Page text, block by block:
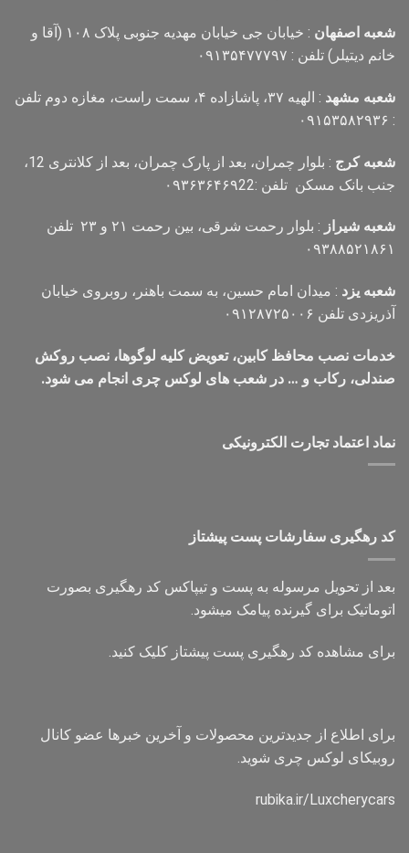
شعبه اصفهان
: خیابان جی خیابان مهدیه جنوبی پلاک ۱۰۸ (آقا و
خانم دیتیلر) تلفن : ۰۹۱۳۵۴۷۷۷۹۷
شعبه مشهد
: الهیه ۳۷، پاشازاده ۴، سمت راست، مغازه دوم تلفن
: ۰۹۱۵۳۵۸۲۹۳۶
شعبه کرج
: بلوار چمران، بعد از پارک چمران، بعد از کلانتری 12،
جنب بانک مسکن تلفن :۰۹۳۶۳۶۴۶۹22
شعبه شیراز
: بلوار رحمت شرقی، بین رحمت ۲۱ و ۲۳ تلفن
۰۹۳۸۸۵۲۱۸۶۱
شعبه یزد : میدان امام حسین، به سمت باهنر، روبروی خیابان
آذریزدی تلفن ۰۹۱۲۸۷۲۵۰۰۶
خدمات نصب محافظ کابین، تعویض کلیه لوگوها، نصب روکش
صندلی، رکاب و … در شعب های لوکس چری انجام می شود.
نماد اعتماد تجارت الكترونیكی
کد رهگیری سفارشات پست پیشتاز
بعد از تحویل مرسوله به پست و تیپاکس کد رهگیری بصورت
اتوماتیک برای گیرنده پیامک میشود.
برای مشاهده کد رهگیری پست پیشتاز کلیک کنید.
برای اطلاع از جدیدترین محصولات و آخرین خبرها عضو کانال
روبیکای لوکس چری شوید.
rubika.ir/Luxcherycars